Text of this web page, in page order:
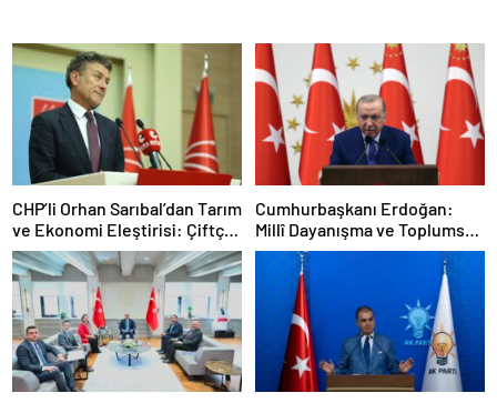
CHP’li Orhan Sarıbal’dan Tarım
ve Ekonomi Eleştirisi: Çiftçi
Kaderiyle Baş Başa Kaldı
Cumhurbaşkanı Erdoğan:
Millî Dayanışma ve Toplumsal
Bütünleşmenin
Güçlendirilmesine Dair Kanun
Teklifi Gazi Meclisimizin
Takdirine Sunuldu